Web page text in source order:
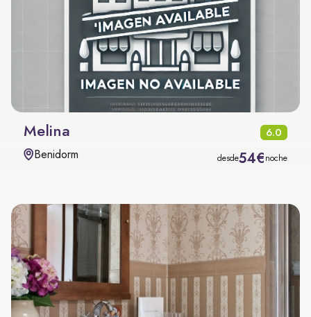
Melina 6.0
Benidorm desde54€noche